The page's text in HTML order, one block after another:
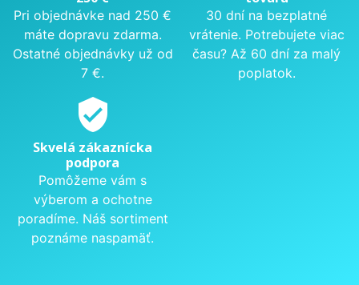
Pri objednávke nad 250 €
máte dopravu zdarma.
Ostatné objednávky už od
7 €.
30 dní na bezplatné
vrátenie. Potrebujete viac
času? Až 60 dní za malý
poplatok.
verified_user
Skvelá zákaznícka
podpora
Pomôžeme vám s
výberom a ochotne
poradíme. Náš sortiment
poznáme naspamäť.